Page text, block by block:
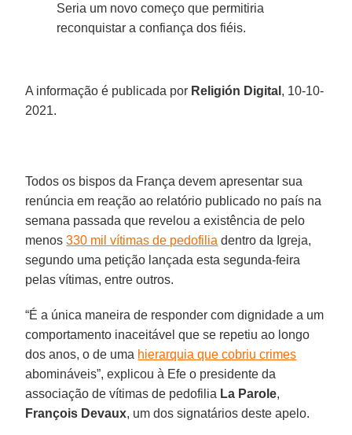
Seria um novo começo que permitiria
reconquistar a confiança dos fiéis.
A informação é publicada por Religión Digital , 10-10-
2021.
Todos os bispos da França devem apresentar sua
renúncia em reação ao relatório publicado no país na
semana passada que revelou a existência de pelo
menos330 mil vítimas de pedofilia dentro da Igreja,
segundo uma petição lançada esta segunda-feira
pelas vítimas, entre outros.
“É a única maneira de responder com dignidade a um
comportamento inaceitável que se repetiu ao longo
dos anos, o de uma hierarquia que cobriu crimes
abomináveis”, explicou à Efe o presidente da
associação de vítimas de pedofilia La Parole,
François Devaux, um dos signatários deste apelo.